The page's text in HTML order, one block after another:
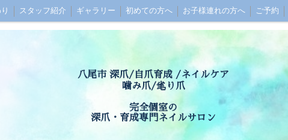
スタッフ紹介 ギャラリー 初めての方へ お子様連れの方へ ご予約
アクセス お問い合わせ お客様の声 Q&A
八尾市 深爪/自爪育成 /ネイルケア
噛み爪/毟り爪
完全個室の
深爪・育成専門ネイルサロン